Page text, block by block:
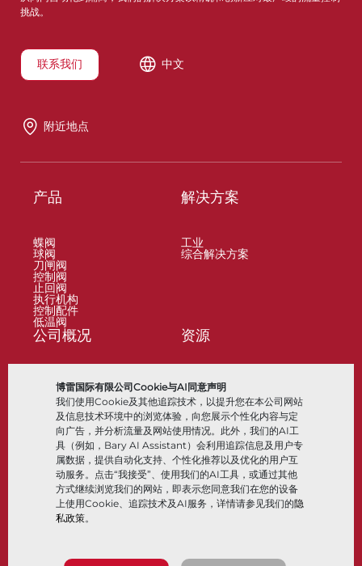
博雷国际有限公司Cookie与AI同意声明
我们使用Cookie及其他追踪技术，以提升您在本公司网站
及信息技术环境中的浏览体验，向您展示个性化内容与定
向广告，并分析流量及网站使用情况。此外，我们的AI工
具（例如，Bary AI Assistant）会利用追踪信息及用户专
属数据，提供自动化支持、个性化推荐以及优化的用户互
动服务。点击“我接受”、使用我们的AI工具，或通过其他
方式继续浏览我们的网站，即表示您同意我们在您的设备
上使用Cookie、追踪技术及AI服务，详情请参见我们的隐
私政策。
挑战。
联系我们 中文
附近地点
产品
蝶阀
球阀
刀闸阀
控制阀
止回阀
执行机构
控制配件
低温阀
解决方案
工业
综合解决方案
公司概况
合作伙伴
可持续性
客户门户
资源
文档
知识中心
软件
材料选择
关注我们 LinkedIn YouTube